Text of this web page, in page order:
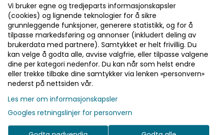
Vi bruker egne og tredjeparts informasjonskapsler
(cookies) og lignende teknologier for å sikre
grunnleggende funksjoner, generere statistikk, og for å
tilpasse markedsføring og annonser (inkludert deling av
brukerdata med partnere). Samtykket er helt frivillig. Du
kan velge å godta alle, avvise valgfrie, eller tilpasse valgene
dine per kategori nedenfor. Du kan når som helst endre
eller trekke tilbake dine samtykker via lenken «personvern»
nederst på nettsiden vår.
Les mer om informasjonskapsler
Googles retningslinjer for personvern